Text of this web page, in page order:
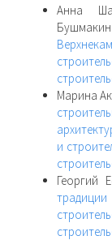
Анна
Марина
и
Георгий